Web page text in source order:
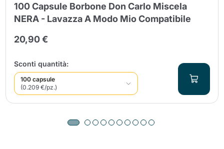
100 Capsule Borbone Don Carlo Miscela
NERA - Lavazza A Modo Mio Compatibile
20,90 €
Sconti quantità:
100 capsule
(0.209 €/pz.)